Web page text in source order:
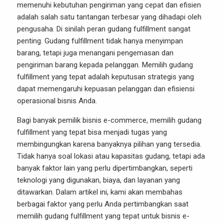
memenuhi kebutuhan pengiriman yang cepat dan efisien
adalah salah satu tantangan terbesar yang dihadapi oleh
pengusaha. Di sinilah peran gudang fulfillment sangat
penting. Gudang fulfillment tidak hanya menyimpan
barang, tetapi juga menangani pengemasan dan
pengiriman barang kepada pelanggan. Memilih gudang
fulfillment yang tepat adalah keputusan strategis yang
dapat memengaruhi kepuasan pelanggan dan efisiensi
operasional bisnis Anda.
Bagi banyak pemilik bisnis e-commerce, memilih gudang
fulfillment yang tepat bisa menjadi tugas yang
membingungkan karena banyaknya pilihan yang tersedia.
Tidak hanya soal lokasi atau kapasitas gudang, tetapi ada
banyak faktor lain yang perlu dipertimbangkan, seperti
teknologi yang digunakan, biaya, dan layanan yang
ditawarkan. Dalam artikel ini, kami akan membahas
berbagai faktor yang perlu Anda pertimbangkan saat
memilih gudang fulfillment yang tepat untuk bisnis e-